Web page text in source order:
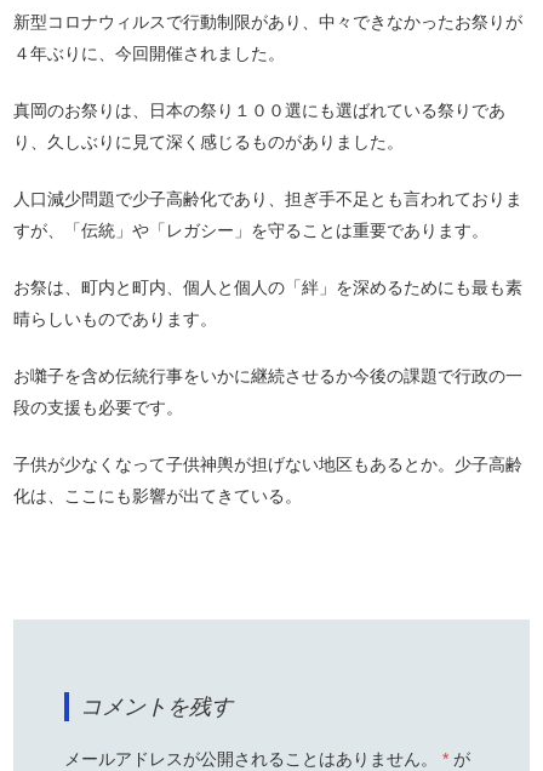
新型コロナウィルスで行動制限があり、中々できなかったお祭りが
４年ぶりに、今回開催されました。
真岡のお祭りは、日本の祭り１００選にも選ばれている祭りであ
り、久しぶりに見て深く感じるものがありました。
人口減少問題で少子高齢化であり、担ぎ手不足とも言われておりま
すが、「伝統」や「レガシー」を守ることは重要であります。
お祭は、町内と町内、個人と個人の「絆」を深めるためにも最も素
晴らしいものであります。
お囃子を含め伝統行事をいかに継続させるか今後の課題で行政の一
段の支援も必要です。
子供が少なくなって子供神輿が担げない地区もあるとか。少子高齢
化は、ここにも影響が出てきている。
コメントを残す
メールアドレスが公開されることはありません。 * が